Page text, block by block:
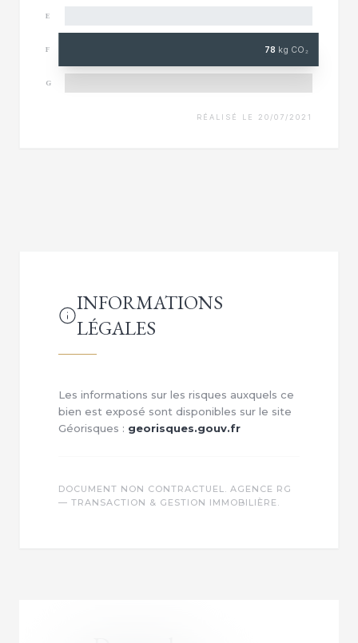
E
F 78 kg CO₂
G
RÉALISÉ LE 20/07/2021
INFORMATIONS
LÉGALES
Les informations sur les risques auxquels ce
bien est exposé sont disponibles sur le site
Géorisques : georisques.gouv.fr
DOCUMENT NON CONTRACTUEL. AGENCE RG
— TRANSACTION & GESTION IMMOBILIÈRE.